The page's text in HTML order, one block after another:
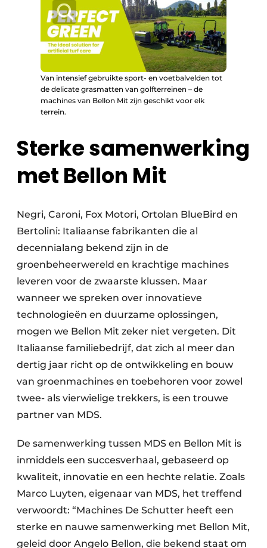
Van intensief gebruikte sport- en voetbalvelden tot
de delicate grasmatten van golfterreinen – de
machines van Bellon Mit zijn geschikt voor elk
terrein.
Sterke samenwerking
met Bellon Mit
Negri, Caroni, Fox Motori, Ortolan BlueBird en
Bertolini: Italiaanse fabrikanten die al
decennialang bekend zijn in de
groenbeheerwereld en krachtige machines
leveren voor de zwaarste klussen. Maar
wanneer we spreken over innovatieve
technologieën en duurzame oplossingen,
mogen we Bellon Mit zeker niet vergeten. Dit
Italiaanse familiebedrijf, dat zich al meer dan
dertig jaar richt op de ontwikkeling en bouw
van groenmachines en toebehoren voor zowel
twee- als vierwielige trekkers, is een trouwe
partner van MDS.
De samenwerking tussen MDS en Bellon Mit is
inmiddels een succesverhaal, gebaseerd op
kwaliteit, innovatie en een hechte relatie. Zoals
Marco Luyten, eigenaar van MDS, het treffend
verwoordt: “Machines De Schutter heeft een
sterke en nauwe samenwerking met Bellon Mit,
geleid door Angelo Bellon, die bekend staat om